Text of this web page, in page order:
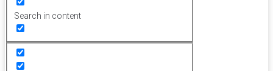
Search in content